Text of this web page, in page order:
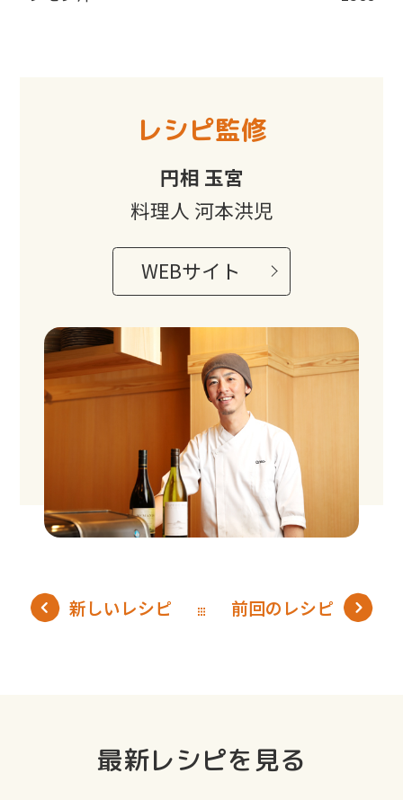
レシピ監修
円相 玉宮
料理人 河本洪児
WEBサイト
新しいレシピ 前回のレシピ
最新レシピを見る